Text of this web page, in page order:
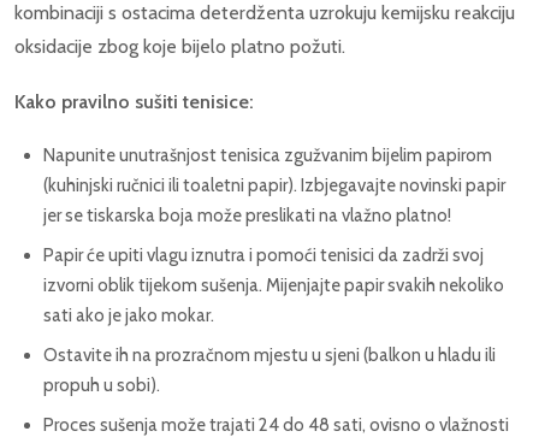
kombinaciji s ostacima deterdženta uzrokuju kemijsku reakciju
oksidacije zbog koje bijelo platno požuti.
Kako pravilno sušiti tenisice:
Napunite unutrašnjost tenisica zgužvanim bijelim papirom
(kuhinjski ručnici ili toaletni papir). Izbjegavajte novinski papir
jer se tiskarska boja može preslikati na vlažno platno!
Papir će upiti vlagu iznutra i pomoći tenisici da zadrži svoj
izvorni oblik tijekom sušenja. Mijenjajte papir svakih nekoliko
sati ako je jako mokar.
Ostavite ih na prozračnom mjestu u sjeni (balkon u hladu ili
propuh u sobi).
Proces sušenja može trajati 24 do 48 sati, ovisno o vlažnosti